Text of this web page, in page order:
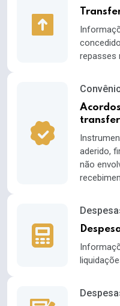
repasses
aderido,
não